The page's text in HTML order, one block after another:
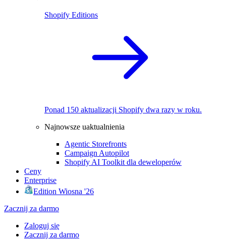
Shopify Editions
Ponad 150 aktualizacji Shopify dwa razy w roku.
Najnowsze uaktualnienia
Agentic Storefronts
Campaign Autopilot
Shopify AI Toolkit dla deweloperów
Ceny
Enterprise
Edition Wiosna '26
Zacznij za darmo
Zaloguj się
Zacznij za darmo